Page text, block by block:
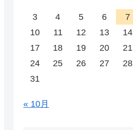
3
4 5 6 7
10
11 12 13 14
17
18 19 20 21
24
25 26 27 28
31
« 10月